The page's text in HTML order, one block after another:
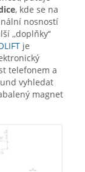
, kde se na
nosností
je
telefonem a
vyhledat
magnet